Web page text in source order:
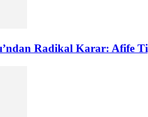
Radikal Karar: Afife